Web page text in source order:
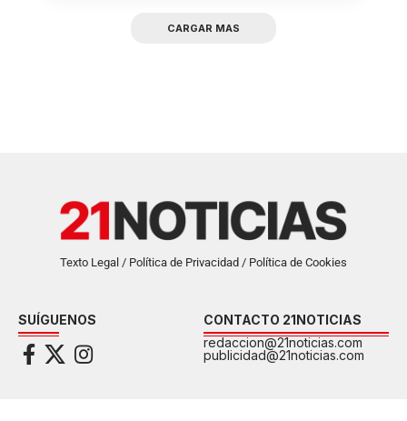
CARGAR MAS
Texto Legal / Política de Privacidad / Política de Cookies
SUÍGUENOS
CONTACTO 21NOTICIAS
redaccion@21noticias.com
publicidad@21noticias.com